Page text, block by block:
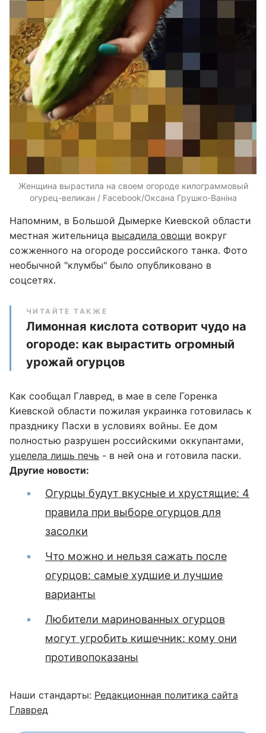
Женщина вырастила на своем огороде килограммовый
огурец-великан / Facebook/Оксана Грушко-Ваніна
Напомним, в Большой Дымерке Киевской области
местная жительница высадила овощи вокруг
сожженного на огороде российского танка. Фото
необычной "клумбы" было опубликовано в
соцсетях.
ЧИТАЙТЕ ТАКЖЕ
Лимонная кислота сотворит чудо на
огороде: как вырастить огромный
урожай огурцов
Как сообщал Главред, в мае в селе Горенка
Киевской области пожилая украинка готовилась к
празднику Пасхи в условиях войны. Ее дом
полностью разрушен российскими оккупантами,
уцелела лишь печь - в ней она и готовила паски.
Другие новости:
Огурцы будут вкусные и хрустящие: 4
правила при выборе огурцов для
засолки
Что можно и нельзя сажать после
огурцов: самые худшие и лучшие
варианты
Любители маринованных огурцов
могут угробить кишечник: кому они
противопоказаны
Наши стандарты: Редакционная политика сайта
Главред